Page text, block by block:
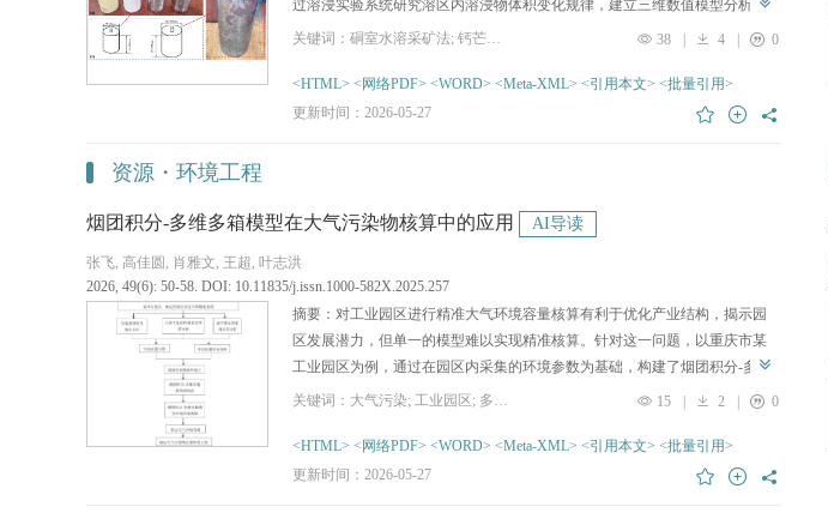
过溶浸实验系统研究溶区内溶浸物体积变化规律，建立三维数值模型分析溶
区内应力场、位移场、塑性区分布特征及地表沉降规律。溶浸实验结果表
大。数值模拟结果表明：1）溶浸物溶缩率的大小对溶区稳定性有较大影响；
2）溶浸后的钙芒硝矿体与未溶浸的芒硝矿柱最大垂直应力分别为3.25 MPa和
开采后溶区总体稳定；溶浸物不接顶情况下溶区整体稳定性存在隐患。研究
结果对盐矿开采工程的长期稳定和安全运营均具有重要的理论价值和工程意
义。
关键词：硐室水溶采矿法; 钙芒硝矿; 溶区稳定性; 溶浸实验; 数值模拟 38 | 4 | 0
<HTML> <网络PDF> <WORD> <Meta-XML> <引用本文> <批量引用>
更新时间：2026-05-27
资源・环境工程
烟团积分-多维多箱模型在大气污染物核算中的应用 AI导读
张飞, 高佳圆, 肖雅文, 王超, 叶志洪
2026, 49(6): 50-58. DOI: 10.11835/j.issn.1000-582X.2025.257
摘要：对工业园区进行精准大气环境容量核算有利于优化产业结构，揭示园
区发展潜力，但单一的模型难以实现精准核算。针对这一问题，以重庆市某
工业园区为例，通过在园区内采集的环境参数为基础，构建了烟团积分-多维
多箱模型，并评估了工业园区的大气环境容量。结果显示模型计算的大气环
仍具备进一步发展的空间。模型计算结果与修正A 值法的计算结果之间具有较
小的误差，体现了烟团积分
多维多箱模型的可靠性和准确性，表明其能有
关键词：大气污染; 工业园区; 多箱模型; 烟团积分模型; 环境容量 15 | 2 | 0
<HTML> <网络PDF> <WORD> <Meta-XML> <引用本文> <批量引用>
更新时间：2026-05-27